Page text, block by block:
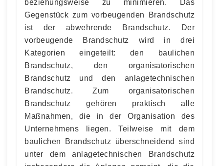
beziehungsweise zu minimieren. Das
Gegenstück zum vorbeugenden Brandschutz
ist der abwehrende Brandschutz. Der
vorbeugende Brandschutz wird in drei
Kategorien eingeteilt: den baulichen
Brandschutz, den organisatorischen
Brandschutz und den anlagetechnischen
Brandschutz. Zum organisatorischen
Brandschutz gehören praktisch alle
Maßnahmen, die in der Organisation des
Unternehmens liegen. Teilweise mit dem
baulichen Brandschutz überschneidend sind
unter dem anlagetechnischen Brandschutz